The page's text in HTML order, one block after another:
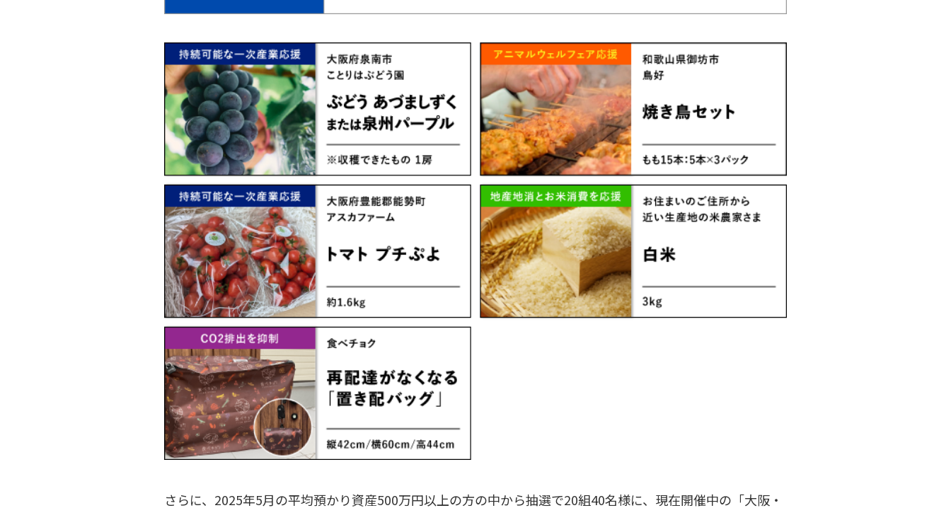
さらに、2025年5月の平均預かり資産500万円以上の方の中から抽選で20組40名様に、現在開催中の「大阪・